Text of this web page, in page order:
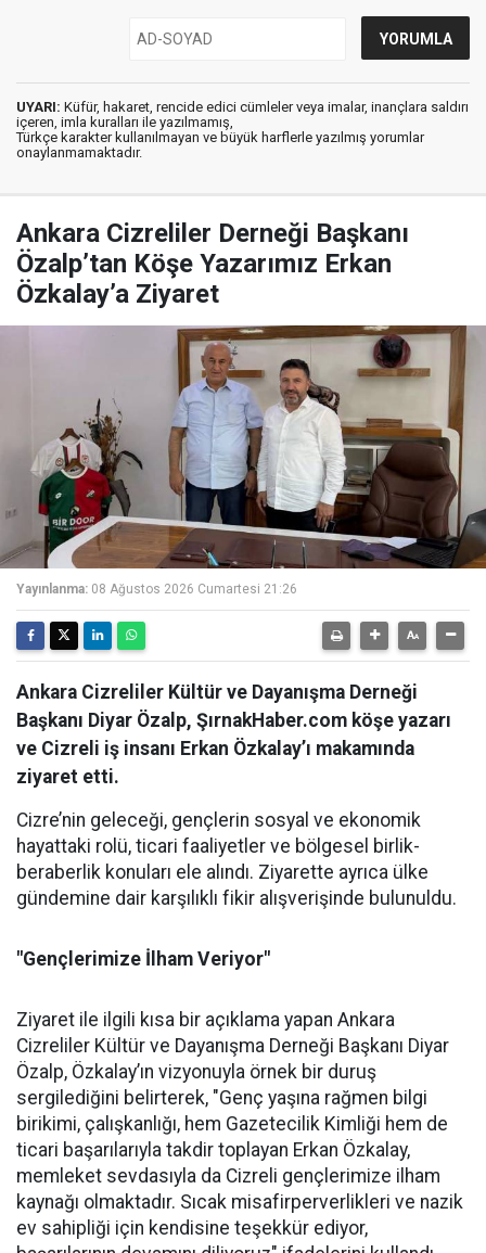
UYARI: Küfür, hakaret, rencide edici cümleler veya imalar, inançlara saldırı
içeren, imla kuralları ile yazılmamış,
Türkçe karakter kullanılmayan ve büyük harflerle yazılmış yorumlar
onaylanmamaktadır.
Ankara Cizreliler Derneği Başkanı
Özalp’tan Köşe Yazarımız Erkan
Özkalay’a Ziyaret
Yayınlanma: 08 Ağustos 2026 Cumartesi 21:26
Ankara Cizreliler Kültür ve Dayanışma Derneği
Başkanı Diyar Özalp, ŞırnakHaber.com köşe yazarı
ve Cizreli iş insanı Erkan Özkalay’ı makamında
ziyaret etti.
Cizre’nin geleceği, gençlerin sosyal ve ekonomik
hayattaki rolü, ticari faaliyetler ve bölgesel birlik-
beraberlik konuları ele alındı. Ziyarette ayrıca ülke
gündemine dair karşılıklı fikir alışverişinde bulunuldu.
"Gençlerimize İlham Veriyor"
Ziyaret ile ilgili kısa bir açıklama yapan Ankara
Cizreliler Kültür ve Dayanışma Derneği Başkanı Diyar
Özalp, Özkalay’ın vizyonuyla örnek bir duruş
sergilediğini belirterek, "Genç yaşına rağmen bilgi
birikimi, çalışkanlığı, hem Gazetecilik Kimliği hem de
ticari başarılarıyla takdir toplayan Erkan Özkalay,
memleket sevdasıyla da Cizreli gençlerimize ilham
kaynağı olmaktadır. Sıcak misafirperverlikleri ve nazik
ev sahipliği için kendisine teşekkür ediyor,